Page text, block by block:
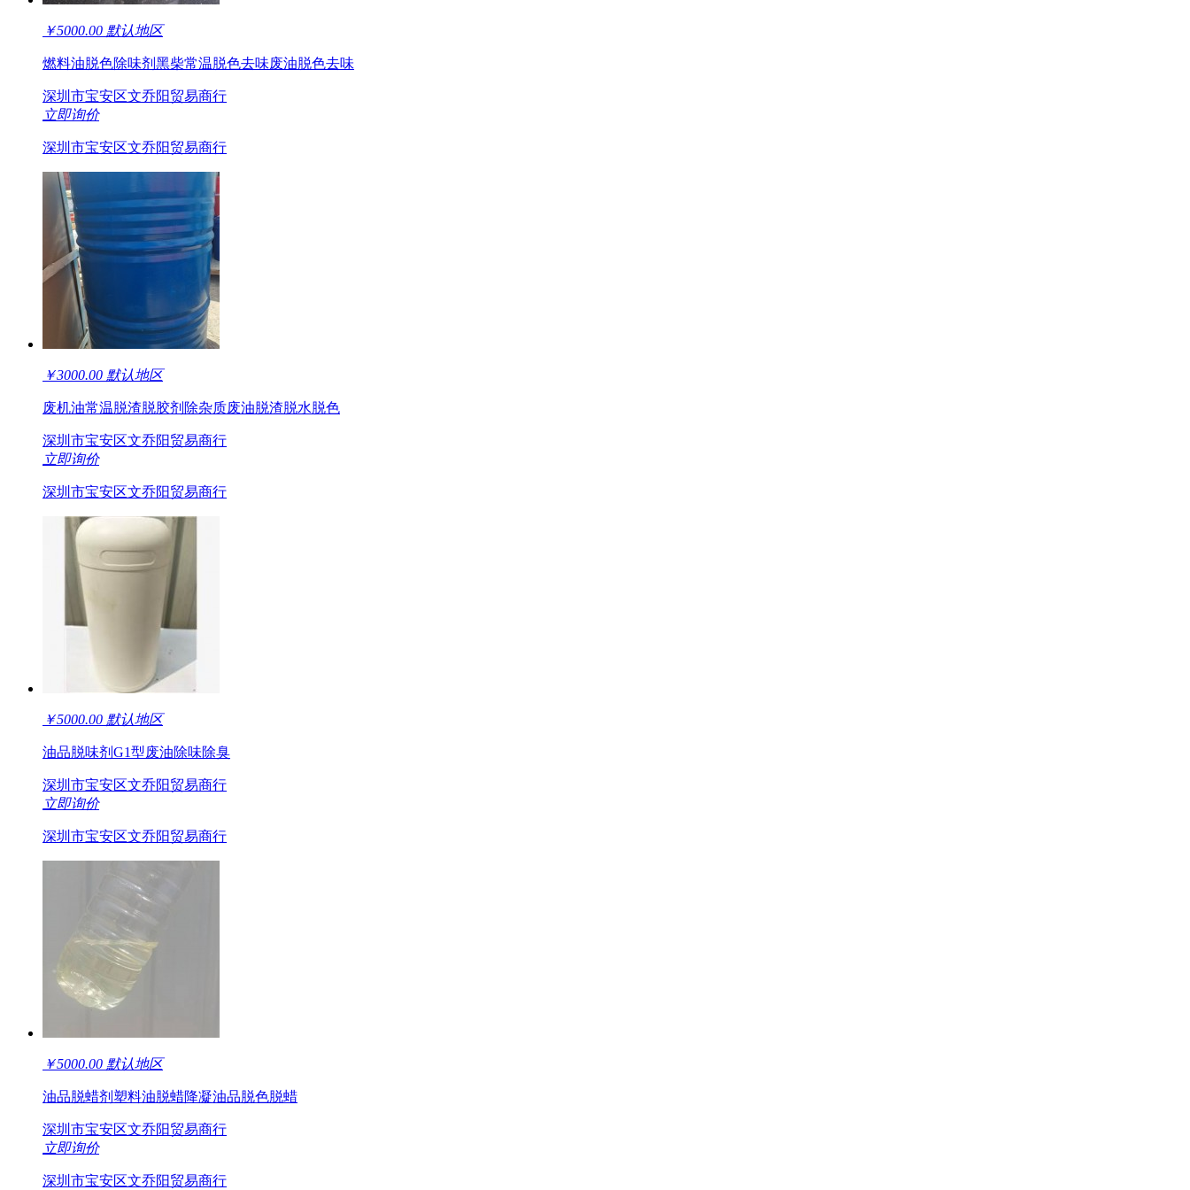
￥5000.00 默认地区
燃料油脱色除味剂黑柴常温脱色去味废油脱色去味
深圳市宝安区文乔阳贸易商行
立即询价
深圳市宝安区文乔阳贸易商行
￥3000.00 默认地区
废机油常温脱渣脱胶剂除杂质废油脱渣脱水脱色
深圳市宝安区文乔阳贸易商行
立即询价
深圳市宝安区文乔阳贸易商行
￥5000.00 默认地区
油品脱味剂G1型废油除味除臭
深圳市宝安区文乔阳贸易商行
立即询价
深圳市宝安区文乔阳贸易商行
￥5000.00 默认地区
油品脱蜡剂塑料油脱蜡降凝油品脱色脱蜡
深圳市宝安区文乔阳贸易商行
立即询价
深圳市宝安区文乔阳贸易商行